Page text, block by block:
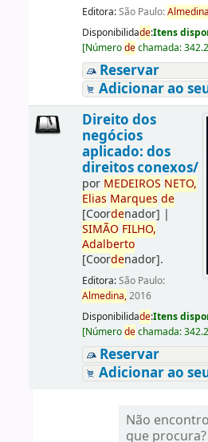
Editora:São Paulo:
Disponibilidade:Itens
[Númerodechamada:
Reservar
Adicionar ao
Direito dos
negócios
aplicado: dos
direitos conexos/
por MEDEIROS NETO,
Elias Marques de
[Coordenador] |
SIMÃO FILHO,
Adalberto
[Coordenador].
Editora:São Paulo:
Almedina,2016
Disponibilidade:Itens
[Númerodechamada:
Reservar
Adicionar ao
Não
que procura?